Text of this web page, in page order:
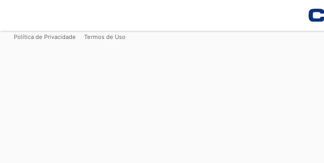
Política de Privacidade Termos de Uso